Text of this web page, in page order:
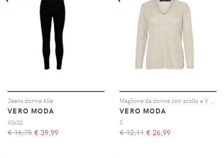
Jeans donna Alia
VERO MODA
XSx32
€ 16,75 € 39,99
VERO MODA
S
€ 12,11 € 26,99